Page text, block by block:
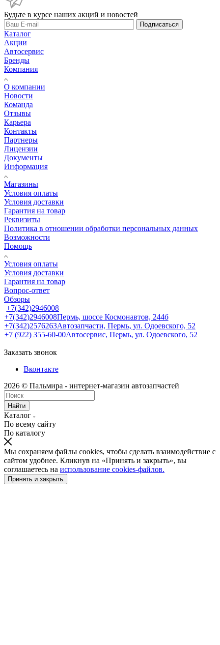
Будьте в курсе наших акций и новостей
Подписаться
Каталог
Акции
Автосервис
Бренды
Компания
О компании
Новости
Команда
Отзывы
Карьера
Контакты
Партнеры
Лицензии
Документы
Информация
Магазины
Условия оплаты
Условия доставки
Гарантия на товар
Реквизиты
Политика в отношении обработки персональных данных
Возможности
Помощь
Условия оплаты
Условия доставки
Гарантия на товар
Вопрос-ответ
Обзоры
+7(342)2946008
+7(342)2946008Пермь, шоссе Космонавтов, 244б
+7(342)2576263Автозапчасти, Пермь, ул. Одоевского, 52
+7 (922) 355-60-00Автосервис, Пермь, ул. Одоевского, 52
Заказать звонок
Вконтакте
2026 © Пальмира - интернет-магазин автозапчастей
Найти
Каталог
По всему сайту
По каталогу
Мы сохраняем файлы cookies, чтобы сделать взаимодействие с
сайтом удобнее. Кликнув на «Принять и закрыть», вы
соглашаетесь на использование cookies-файлов.
Принять и закрыть